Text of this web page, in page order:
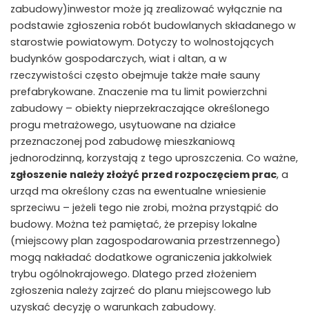
zabudowy)inwestor może ją zrealizować wyłącznie na
podstawie zgłoszenia robót budowlanych składanego w
starostwie powiatowym. Dotyczy to wolnostojących
budynków gospodarczych, wiat i altan, a w
rzeczywistości często obejmuje także małe sauny
prefabrykowane. Znaczenie ma tu limit powierzchni
zabudowy – obiekty nieprzekraczające określonego
progu metrażowego, usytuowane na działce
przeznaczonej pod zabudowę mieszkaniową
jednorodzinną, korzystają z tego uproszczenia. Co ważne,
zgłoszenie należy złożyć przed rozpoczęciem prac, a
urząd ma określony czas na ewentualne wniesienie
sprzeciwu – jeżeli tego nie zrobi, można przystąpić do
budowy. Można też pamiętać, że przepisy lokalne
(miejscowy plan zagospodarowania przestrzennego)
mogą nakładać dodatkowe ograniczenia jakkolwiek
trybu ogólnokrajowego. Dlatego przed złożeniem
zgłoszenia należy zajrzeć do planu miejscowego lub
uzyskać decyzję o warunkach zabudowy.